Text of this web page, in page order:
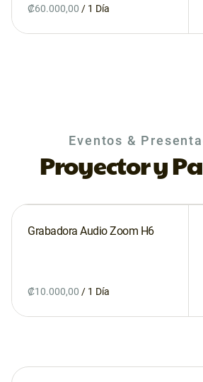
/
Eventos &
Proyector y
Grabadora Audio Zoom H6
/